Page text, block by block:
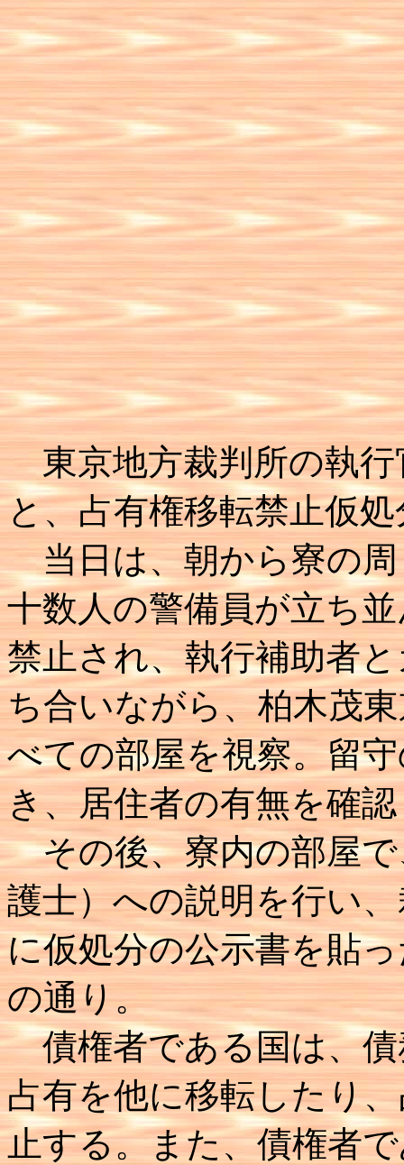
東京地方裁判所の執行
と、占有権移転禁止仮
当日は、朝から寮の周
十数人の警備員が立ち
禁止され、執行補助者
ち合いながら、柏木茂
べての部屋を視察。留
き、居住者の有無を確
その後、寮内の部屋で
護士）への説明を行い
に仮処分の公示書を貼
の通り。
債権者である国は、債
占有を他に移転したり
止する。また、債権者